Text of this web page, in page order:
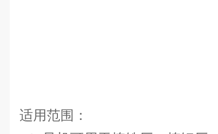
适用范围：